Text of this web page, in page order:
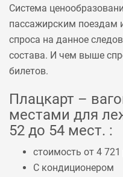
Система
пассажирским поездам
спроса на данное
состава. И чем выше
билетов.
Плацкарт –
местами для
52 до 54 мест. :
стоимость от 4 721
С кондиционером